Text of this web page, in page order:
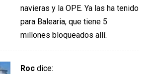
navieras y la OPE. Ya las ha tenido
para Balearia, que tiene 5
millones bloqueados allí.
Roc dice: